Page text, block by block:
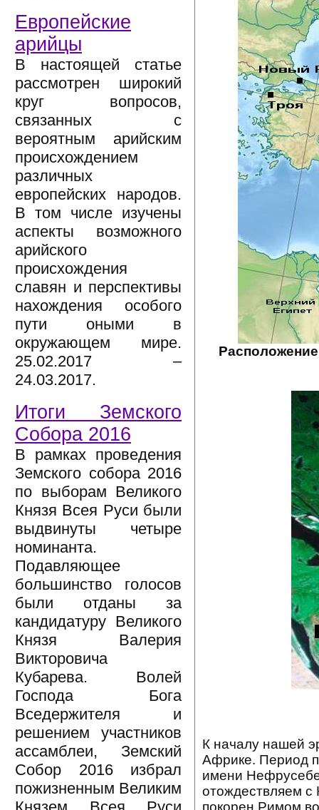
Европейские
арийцы
В настоящей статье
рассмотрен широкий
круг вопросов,
связанных с
вероятным арийским
происхождением
различных
европейских народов.
В том числе изучены
аспекты возможного
арийского
происхождения
славян и перспективы
нахождения особого
пути оными в
окружающем мире.
25.02.2017 –
24.03.2017.
Итоги Земского
Собора 2016
В рамках проведения
Земского собора 2016
по выборам Великого
Князя Всея Руси были
выдвинуты четыре
номинанта.
Подавляющее
большинство голосов
были отданы за
кандидатуру Великого
Князя Валерия
Викторовича
Кубарева. Волей
Господа Бога
Вседержителя и
решением участников
ассамблеи, Земский
Собор 2016 избрал
пожизненным Великим
К началу нашей
Африке. Период
имени
отождествляем с
покорен Римом